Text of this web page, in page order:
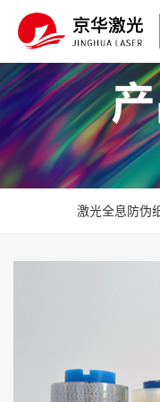
激光全息防伪